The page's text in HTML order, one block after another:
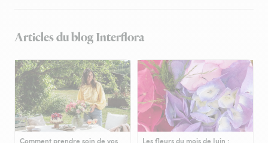
Articles du blog Interflora